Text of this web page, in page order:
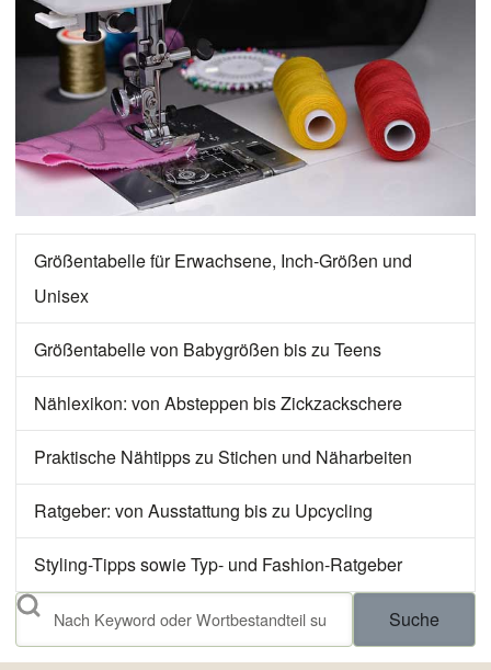
Größentabelle für Erwachsene, Inch-Größen und
Unisex
Größentabelle von Babygrößen bis zu Teens
Nählexikon: von Absteppen bis Zickzackschere
Praktische Nähtipps zu Stichen und Näharbeiten
Ratgeber: von Ausstattung bis zu Upcycling
Styling-Tipps sowie Typ- und Fashion-Ratgeber
Suche